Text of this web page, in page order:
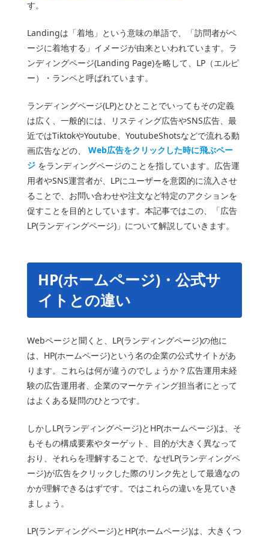
す。
Landingは「着地」という意味の単語で、「訪問者がペ
ージに着地する」イメージが由来といわれています。ラ
ンディングページ(Landing Page)を略して、LP（エルピ
ー）・ランペと呼ばれています。
ランディングページ(LP)とひとことでいってもその定義
は広く、一般的には、リスティング広告やSNS広告、最
近ではTiktokやYoutube、YoutubeShotsなどで流れる動
画広告などの、
Web広告をクリックした時に飛ぶペー
ジ をランディングページのことを指しています。広告運
用者やSNS運営者が、LPにユーザーを意図的に流入させ
ることで、お問い合わせや注文など特定のアクションを
促すことを目的としています。本記事ではこの、「広告
LP(ランディングページ)」について解説していきます。
HP(ホームページ)・公式サ
イトとの違い
Webページと聞くと、LP(ランディングページ)の他に
は、HP(ホームページ)という名の企業の公式サイトがあ
ります。これらは何が違うのでしょうか？広告運用未経
験の広告運用者、企業のマーケティング担当者にとって
はよくある疑問のひとつです。
しかしLP(ランディングページ)とHP(ホームページ)は、そ
もそもの構成要素やターゲット、目的が大きく異なって
おり、それらを理解することで、なぜLP(ランディングペ
ージ)が広告をクリックした際のリンク先として最適なの
かが理解できるはずです。ではこれらの違いを見ていき
ましょう。
LP(ランディングページ)とHP(ホームページ)は、大きくつ